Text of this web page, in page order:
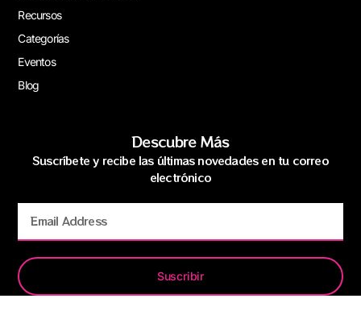
Recursos
Categorías
Eventos
Blog
Descubre Más
Suscríbete y recibe las últimas novedades en tu correo
electrónico
Suscribir